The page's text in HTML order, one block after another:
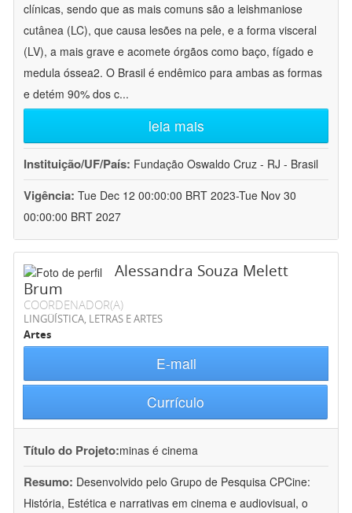
clínicas, sendo que as mais comuns são a leishmaniose
cutânea (LC), que causa lesões na pele, e a forma visceral
(LV), a mais grave e acomete órgãos como baço, fígado e
medula óssea2. O Brasil é endêmico para ambas as formas
e detém 90% dos c...
leia mais
Instituição/UF/País: Fundação Oswaldo Cruz - RJ - Brasil
Vigência: Tue Dec 12 00:00:00 BRT 2023-Tue Nov 30
00:00:00 BRT 2027
Alessandra Souza Melett
Brum
COORDENADOR(A)
LINGÜÍSTICA, LETRAS E ARTES
Artes
E-mail
Currículo
Título do Projeto:minas é cinema
Resumo: Desenvolvido pelo Grupo de Pesquisa CPCine:
História, Estética e narrativas em cinema e audiovisual, o